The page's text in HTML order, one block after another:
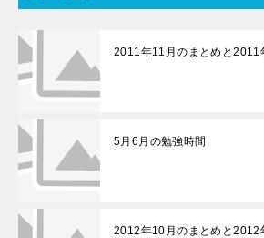
2011年11月のまとめと2011
5月6月の勉強時間
2012年10月のまとめと2012